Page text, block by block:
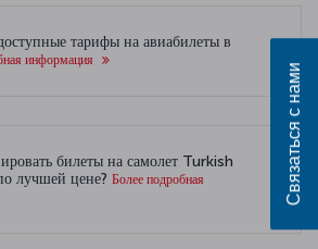
тарифы на авиабилеты в
информация
билеты на самолет Turkish
лучшей цене? Более подробная
Связаться с нами